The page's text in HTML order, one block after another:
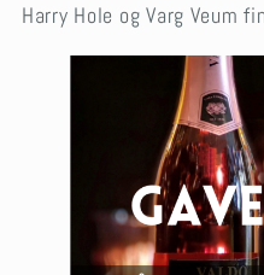
Harry Hole og Varg Veum